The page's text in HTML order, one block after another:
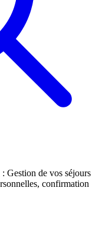
Gestion de vos séjours
confirmation